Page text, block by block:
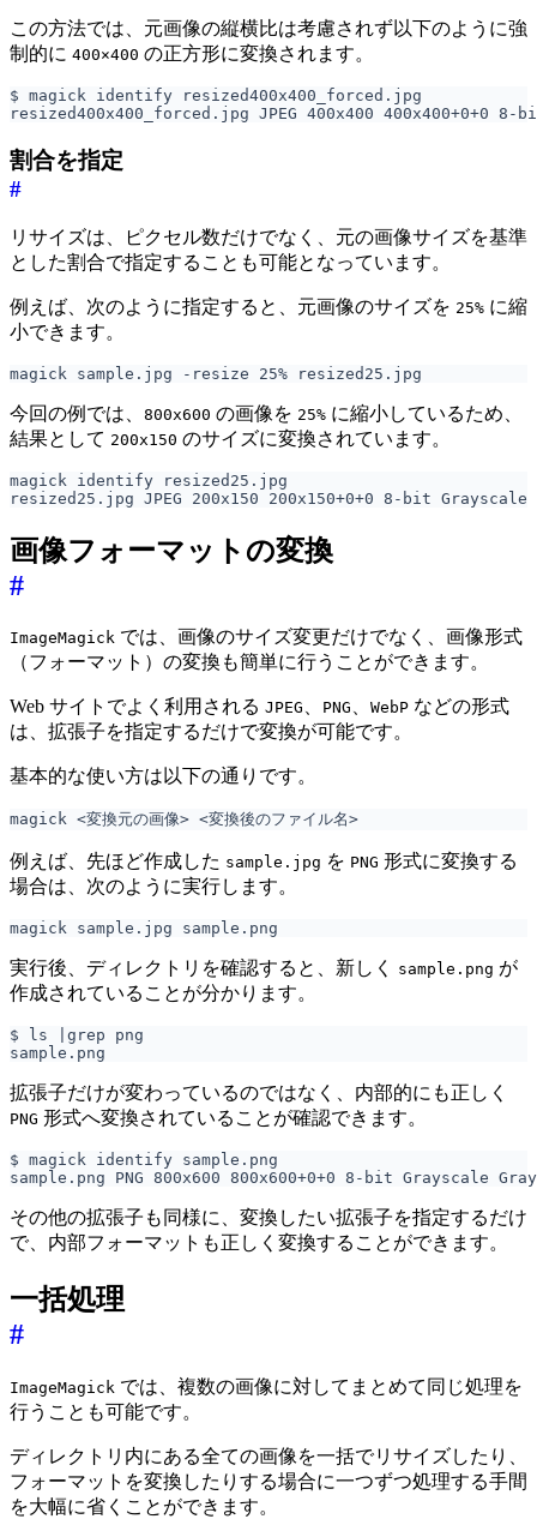
この方法では、元画像の縦横比は考慮されず以下のように強
制的に 400×400 の正方形に変換されます。
割合を指定
#
リサイズは、ピクセル数だけでなく、元の画像サイズを基準
とした割合で指定することも可能となっています。
例えば、次のように指定すると、元画像のサイズを 25% に縮
小できます。
今回の例では、 800x600 の画像を 25% に縮小しているため、
結果として 200x150 のサイズに変換されています。
画像フォーマットの変換
#
ImageMagick では、画像のサイズ変更だけでなく、画像形式
（フォーマット）の変換も簡単に行うことができます。
Web サイトでよく利用される JPEG 、 PNG 、 WebP などの形式
は、拡張子を指定するだけで変換が可能です。
基本的な使い方は以下の通りです。
例えば、先ほど作成した sample.jpg を PNG 形式に変換する
場合は、次のように実行します。
実行後、ディレクトリを確認すると、新しく sample.png が
作成されていることが分かります。
$ ls
拡張子だけが変わっているのではなく、内部的にも正しく
PNG 形式へ変換されていることが確認できます。
その他の拡張子も同様に、変換したい拡張子を指定するだけ
で、内部フォーマットも正しく変換することができます。
一括処理
#
ImageMagick では、複数の画像に対してまとめて同じ処理を
行うことも可能です。
ディレクトリ内にある全ての画像を一括でリサイズしたり、
フォーマットを変換したりする場合に一つずつ処理する手間
を大幅に省くことができます。